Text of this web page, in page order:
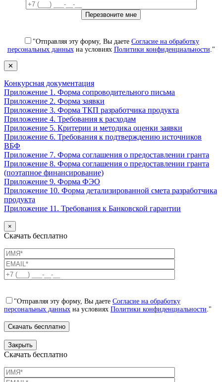
"Отправляя эту форму, Вы даете Согласие на обработку
персональных данныхна условиях Политики конфиденциальности."
✕
Конкурсная документация
Приложение 1. Форма сопроводительного письма
Приложение 2. Форма заявки
Приложение 3. Форма ТКП разработчика продукта
Приложение 4. Требования к расходам
Приложение 5. Критерии и методика оценки заявки
Приложение 6. Требования к подтверждению источников
ВБФ
Приложение 7. Форма соглашения о предоставлении гранта
Приложение 8. Форма соглашения о предоставлении гранта
(поэтапное финансирование)
Приложение 9. Форма ФЭО
Приложение 10. Форма детализированной смета разработчика
продукта
Приложение 11. Требования к Банковской гарантии
×
Скачать бесплатно
"Отправляя эту форму, Вы даете Согласие на обработку
персональных данных на условиях Политики конфиденциальности."
Закрыть
Скачать бесплатно